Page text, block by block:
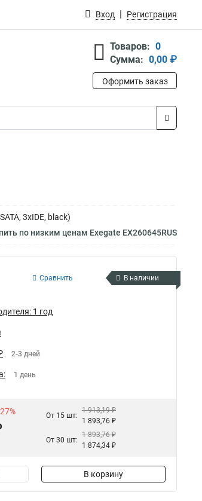
Вход Регистрация
Товаров: 0
Сумма: 0,00 ₽
Оформить заказ
3xIDE, black)
по низким ценам Exegate EX260645RUS
Сравнить В наличии
1 год
2-3 дней
1 день
От 15 шт:
1 913,19 ₽
1 893,76 ₽
От 30 шт:
1 893,76 ₽
1 874,34 ₽
В корзину